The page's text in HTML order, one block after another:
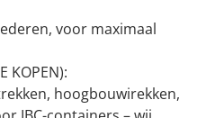
voor maximaal
KOPEN):
hoogbouwirekken,